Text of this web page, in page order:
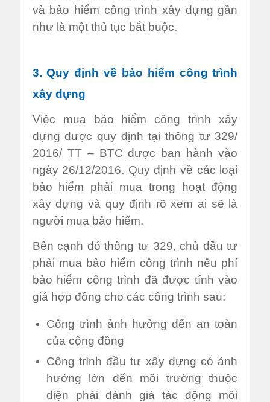
và bảo hiểm công trình xây dựng gần
như là một thủ tục bắt buộc.
3. Quy định về bảo hiểm công trình
xây dựng
Việc mua bảo hiểm công trình xây
dựng được quy định tại thông tư 329/
2016/ TT – BTC được ban hành vào
ngày 26/12/2016. Quy định về các loại
bảo hiểm phải mua trong hoạt động
xây dựng và quy định rõ xem ai sẽ là
người mua bảo hiểm.
Bên cạnh đó thông tư 329, chủ đầu tư
phải mua bảo hiểm công trình nếu phí
bảo hiểm công trình đã được tính vào
giá hợp đồng cho các công trình sau:
Công trình ảnh hưởng đến an toàn
của cộng đồng
Công trình đầu tư xây dựng có ảnh
hưởng lớn đến môi trường thuộc
diện phải đánh giá tác động môi